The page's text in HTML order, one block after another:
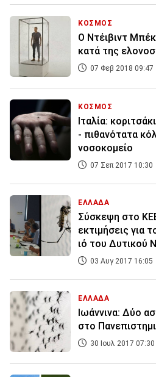
ΚΟΣΜΟΣ
O Ντέιβιντ
κατά της
07 Φεβ 2018 09:47
ΚΟΣΜΟΣ
Ιταλία:
- πιθανότατα
νοσοκομείο
07 Σεπ 2017 10:30
ΕΛΛΑΔΑ
Σύσκεψη στο
εκτιμήσεις για
ιό του Δυτικού
03 Αυγ 2017 16:05
ΕΛΛΑΔΑ
Ιωάννινα: Δύο
στο
30 Ιουλ 2017 07:30